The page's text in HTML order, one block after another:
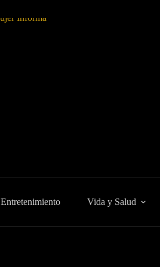
Entretenimiento Vida y Salud